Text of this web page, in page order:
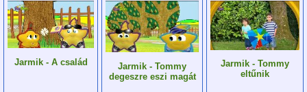
Jarmik - A család
Jarmik - Tommy
degeszre eszi magát
Jarmik - Tommy
eltűnik